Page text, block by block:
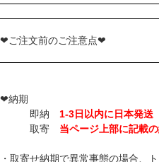
❤ご注文前のご注意点❤
❤納期
即納 1-3日以内に日本発送
取寄 当ページ上部に記載
・取寄せ納期で異常事態の場合、